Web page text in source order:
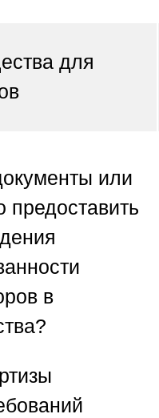
для
или
в